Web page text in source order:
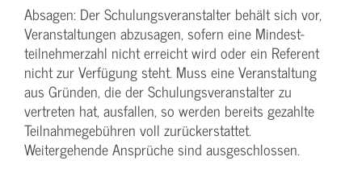
Absagen: Der Schulungs­veranstalter behält sich vor,
Veranstaltungen abzusagen, sofern eine Mindest­
teilnehmerzahl nicht erreicht wird oder ein Referent
nicht zur Verfügung steht. Muss eine Veranstaltung
aus Gründen, die der Schulungs­veranstalter zu
vertreten hat, ausfallen, so werden bereits gezahlte
Teilnahme­gebühren voll zurückerstattet.
Weitergehende Ansprüche sind ausgeschlossen.